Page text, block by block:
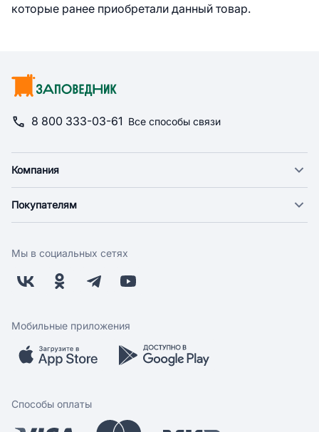
которые ранее приобретали данный товар.
8 800 333-03-61 Все способы связи
Компания
Новости
Поставщикам
Заводчикам
Обратная связь
Покупателям
Оплата
Бонусная программа
Скидки и акции
Мобильное приложение
Мы в социальных сетях
Мобильные приложения
Способы оплаты